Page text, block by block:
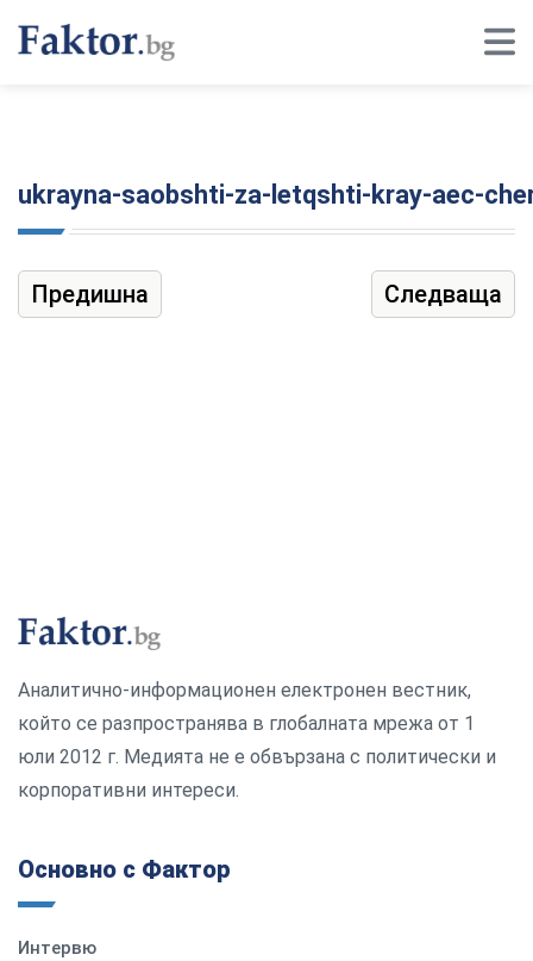
ukrayna-saobshti-za-letqshti-kray-aec-
Предишна Следваща
Аналитично-информационен електронен вестник,
който се разпространява в глобалната мрежа от 1
юли 2012 г. Медията не е обвързана с политически и
корпоративни интереси.
Основно с Фактор
Интервю